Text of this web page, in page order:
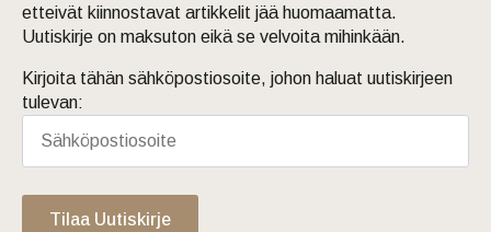
etteivät kiinnostavat artikkelit jää huomaamatta.
Uutiskirje on maksuton eikä se velvoita mihinkään.
Kirjoita tähän sähköpostiosoite, johon haluat uutiskirjeen
tulevan:
Tilaa Uutiskirje